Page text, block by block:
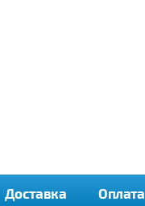
Доставка Оплата